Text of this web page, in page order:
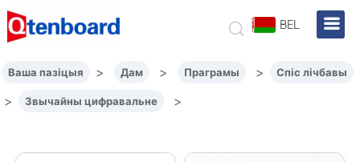
BEL
Ваша пазіцыя > Дам > Праграмы > Спіс лічбавы
> Звычайны цифравальне >